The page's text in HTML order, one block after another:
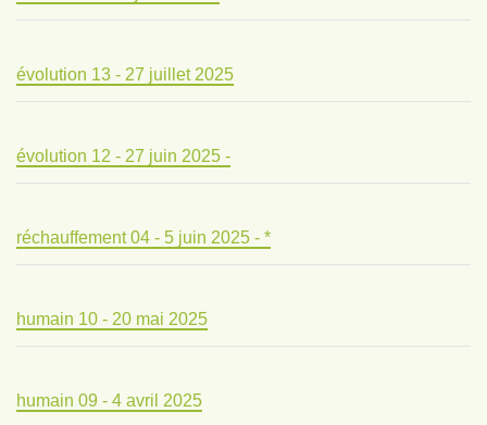
évolution 13 - 27 juillet 2025
évolution 12 - 27 juin 2025 -
réchauffement 04 - 5 juin 2025 - *
humain 10 - 20 mai 2025
humain 09 - 4 avril 2025